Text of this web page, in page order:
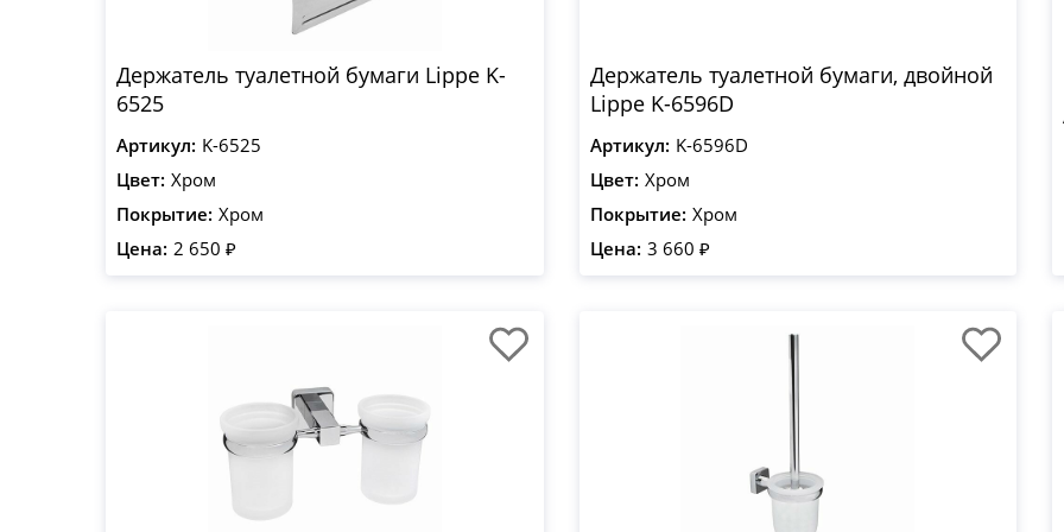
Держатель туалетной бумаги Lippe K-
6525
Артикул: K-6525
Цвет: Хром
Покрытие: Хром
Цена: 2 650 ₽
Держатель туалетной бумаги, двойной
Lippe K-6596D
Артикул: K-6596D
Цвет: Хром
Покрытие: Хром
Цена: 3 660 ₽